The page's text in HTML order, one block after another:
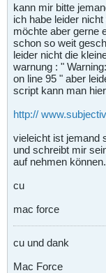
kann mir bitte
ich habe leider
möchte aber gerne
schon so weit
leider nicht die
warnung : "
on line 95 " aber
script kann man
http://
vieleicht ist jemand
und schreibt mir
auf nehmen
cu
mac force
cu und dank
Mac Force